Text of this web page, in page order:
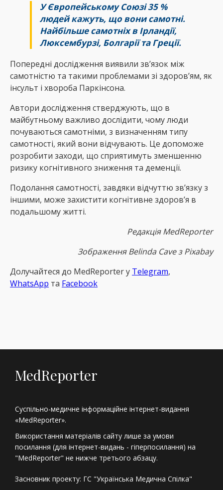
У Європейському Союзі 35 %
людей кажуть, що вони самотні.
Найбільше самотніх в Ірландії,
Люксембурзі, Болгарії та Греції.
Попередні дослідження виявили зв’язок між
самотністю та такими проблемами зі здоров’ям, як
інсульт і хвороба Паркінсона.
Автори дослідження стверджують, що в
майбутньому важливо дослідити, чому люди
почуваються самотніми, з визначенням типу
самотності, який вони відчувають. Це допоможе
розробити заходи, що сприятимуть зменшенню
ризику когнітивного зниження та деменції.
Подолання самотності, завдяки відчуттю зв’язку з
іншими, може захистити когнітивне здоров’я в
подальшому житті.
Редакція MedReporter
Зображення Belinda Cave з Pixabay
Долучайтеся до MedReрorter у Telegram,
WhatsApp та Facebook
MedReporter
Суспільно-медичне інформаційне інтернет-видання
«MedReporter».
Використання матеріалів сайту лише за умови
посилання (для інтернет-видань - гіперпосилання) на
"MedReporter" не нижче третього абзацу.
Засновник проекту: ГС "Українська Медична Спілка"